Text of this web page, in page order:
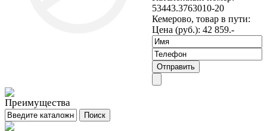
53443.3763010-20
Кемерово, товар в пути:
Цена (руб.): 42 859.-